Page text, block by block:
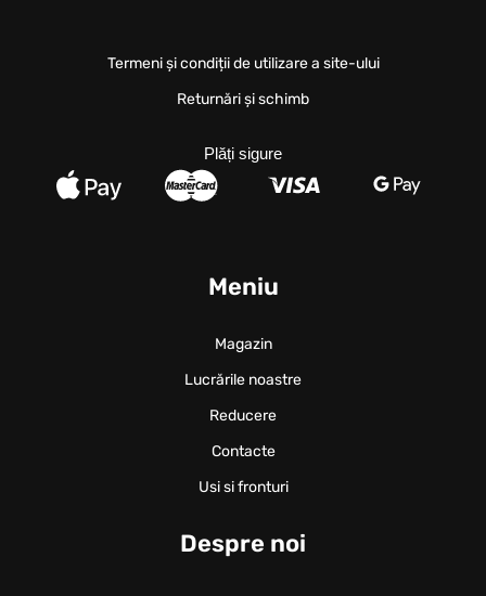
Meniu
Magazin
Lucrările noastre
Reducere
Contacte
Usi si fronturi
Despre noi
Termeni și condiții de utilizare a site-ului
Returnări și schimb
Plăți sigure